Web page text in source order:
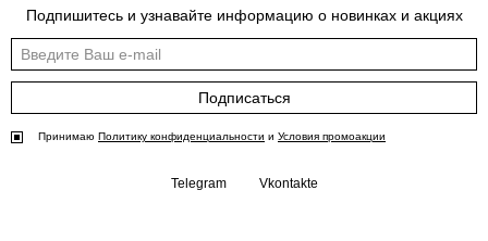
Подпишитесь и узнавайте информацию о новинках и акциях
Подписаться
Принимаю Политику конфиденциальности и Условия промоакции
Telegram Vkontakte